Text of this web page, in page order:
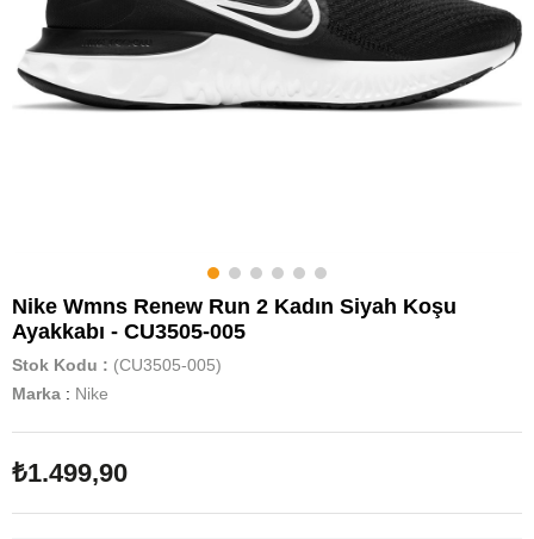
Nike Wmns Renew Run 2 Kadın Siyah Koşu
Ayakkabı - CU3505-005
Stok Kodu
(CU3505-005)
Marka : Nike
₺1.499,90